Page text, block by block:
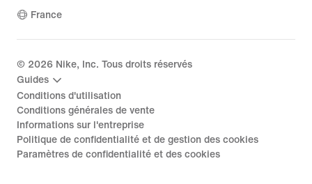
France
© 2026 Nike, Inc. Tous droits réservés
Guides
Conditions d'utilisation
Conditions générales de vente
Informations sur l'entreprise
Politique de confidentialité et de gestion des cookies
Paramètres de confidentialité et des cookies